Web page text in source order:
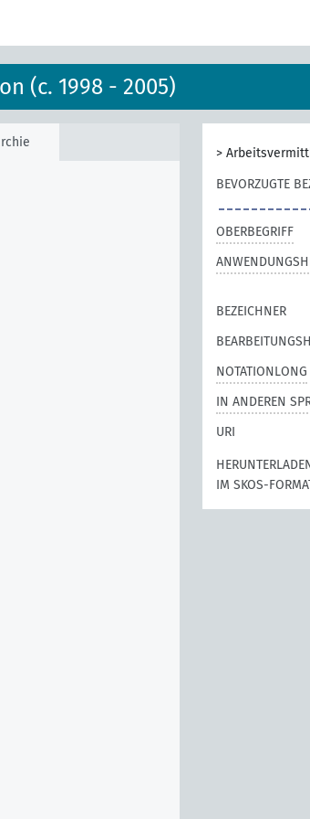
(c. 1998 - 2005)
>
BEVORZUGTE
OBERBEGRIFF
BEZEICHNER
NOTATIONLONG
IN ANDEREN
URI
IM SKOS-